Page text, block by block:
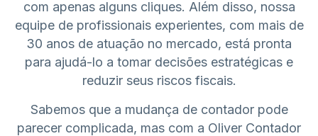
com apenas alguns cliques. Além disso, nossa
equipe de profissionais experientes, com mais de
30 anos de atuação no mercado, está pronta
para ajudá-lo a tomar decisões estratégicas e
reduzir seus riscos fiscais.
Sabemos que a mudança de contador pode
parecer complicada, mas com a Oliver Contador